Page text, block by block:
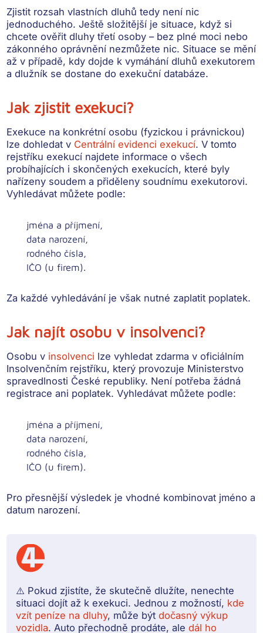
Zjistit rozsah vlastních dluhů tedy není nic
jednoduchého. Ještě složitější je situace, když si
chcete ověřit dluhy třetí osoby – bez plné moci nebo
zákonného oprávnění nezmůžete nic. Situace se mění
až v případě, kdy dojde k vymáhání dluhů exekutorem
a dlužník se dostane do exekuční databáze.
Jak zjistit exekuci?
Exekuce na konkrétní osobu (fyzickou i právnickou)
lze dohledat v Centrální evidenci exekucí. V tomto
rejstříku exekucí najdete informace o všech
probíhajících i skončených exekucích, které byly
nařízeny soudem a přiděleny soudnímu exekutorovi.
Vyhledávat můžete podle:
jména a příjmení,
data narození,
rodného čísla,
IČO (u firem).
Za každé vyhledávání je však nutné zaplatit poplatek.
Jak najít osobu v insolvenci?
Osobu v insolvenci lze vyhledat zdarma v oficiálním
Insolvenčním rejstříku, který provozuje Ministerstvo
spravedlnosti České republiky. Není potřeba žádná
registrace ani poplatek. Vyhledávat můžete podle:
jména a příjmení,
data narození,
rodného čísla,
IČO (u firem).
Pro přesnější výsledek je vhodné kombinovat jméno a
datum narození.
⚠️ Pokud zjistíte, že skutečně dlužíte, nenechte
situaci dojít až k exekuci. Jednou z možností, kde
vzít peníze na dluhy, může býtdočasný výkup
vozidla. Auto přechodně prodáte, aledál ho